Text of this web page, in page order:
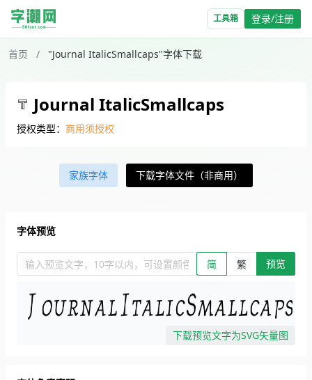
工具箱 登录/注册
首页 / "Journal ItalicSmallcaps"字体下载
Journal ItalicSmallcaps
授权类型： 商用须授权
家族字体 下载字体文件（非商用）
字体预览
输入预览文字，10字以内，可设置颜色、大小、简繁。回车查看效
简 繁 预览
下载预览文字为SVG矢量图